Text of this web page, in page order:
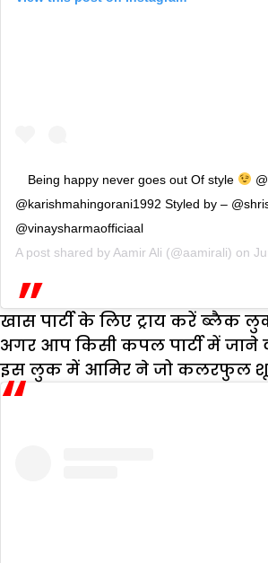
Being happy never goes out Of style
@karishmahingorani1992 Styled by –
@vinaysharmaofficiaal
A post shared by Aamir Ali (@aamirali) on
खास पार्टी के लिए ट्राय करें ब्लैक
अगर आप किसी कपल पार्टी में
इस लुक में आमिर ने जो कलरफुल शूज